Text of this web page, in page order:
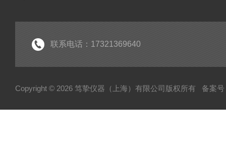
联系电话：17321369640
Copyright © 2026 笃挚仪器（上海）有限公司版权所有 备案号